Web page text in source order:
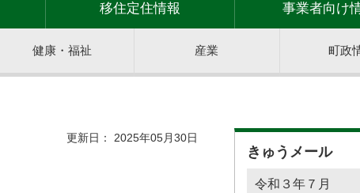
移住定住情報 事業者向け
健康・福祉 産業 町政
更新日： 2025年05月30日
きゅうメール
令和３年７月